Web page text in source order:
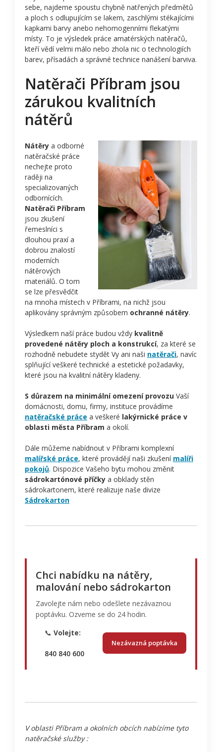
sebe, najdeme spoustu chybně natřených předmětů
a ploch s odlupujícím se lakem, zaschlými stékajícími
kapkami barvy anebo nehomogenními flekatými
místy. To je výsledek práce amatérských natěračů,
kteří vědí velmi málo nebo zhola nic o technologiích
barev, přísadách a správné technice nanášení barviva.
Natěrači Příbram jsou
zárukou kvalitních
nátěrů
Nátěry a odborné
natěračské práce
nechejte proto
raději na
specializovaných
odbornících.
Natěrači Příbram
jsou zkušení
řemeslníci s
dlouhou praxí a
dobrou znalostí
moderních
nátěrových
materiálů. O tom
se lze přesvědčit
na mnoha místech v Příbrami, na nichž jsou
aplikovány správným způsobem ochranné nátěry.
Výsledkem naší práce budou vždy kvalitně
provedené nátěry ploch a konstrukcí, za které se
rozhodně nebudete stydět Vy ani naši natěrači, navíc
splňující veškeré technické a estetické požadavky,
které jsou na kvalitní nátěry kladeny.
S důrazem na minimální omezení provozu Vaší
domácnosti, domu, firmy, instituce provádíme
natěračské práce a veškeré lakýrnické práce v
oblasti města Příbram a okolí.
Dále můžeme nabídnout v Příbrami komplexní
malířské práce, které provádějí naši zkušení malíři
pokojů. Dispozice Vašeho bytu mohou změnit
sádrokartónové příčky a obklady stěn
sádrokartonem, které realizuje naše divize
Sádrokarton
Chci nabídku na nátěry,
malování nebo sádrokarton
Zavolejte nám nebo odešlete nezávaznou
poptávku. Ozveme se do 24 hodin.
📞Volejte:
840 840 600
Nezávazná poptávka
V oblasti Příbram a okolních obcích nabízíme tyto
natěračské služby :